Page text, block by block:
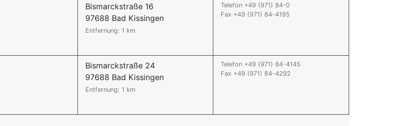
Bismarckstraße 16
97688 Bad Kissingen
Entfernung: 1 km
Telefon +49 (971) 84-0
Fax +49 (971) 84-4195
Bismarckstraße 24
97688 Bad Kissingen
Entfernung: 1 km
Telefon +49 (971) 84-4145
Fax +49 (971) 84-4292